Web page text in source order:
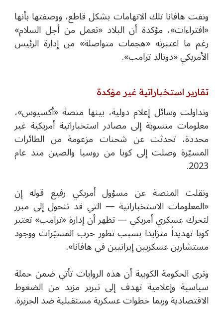
ونفت هافانا تلك الاتهامات بشكل قاطع، ووصفتها بأنها
«افتراءات»، مؤكدة أن البلاد «تعمل من أجل السلام»
رغم ما اعتبرته «هجمات متواصلة» من إدارة الرئيس
الأمريكي«دونالد ترامب».
تقارير استخباراتية غير مؤكدة
وتداولت وسائل إعلام دولية، بينها منصة«أكسيوس»،
معلومات منسوبة إلى مصادر استخباراتية أمريكية غير
محددة، تحدثت عن شحنات مزعومة من الطائرات
المسيّرة وصلت إلى كوبا من روسيا والصين منذ عام
2023.
ونقلت المنصة عن مسؤول أمريكي رفيع قوله إن
«المعلومات الاستخباراتية — التي قد تتحول إلى مبرر
لتحرك عسكري أمريكي — تظهر أن إدارة«ترامب» تعتبر
كوبا تهديداً متزايدا بسبب تطور حرب المسيّرات ووجود
مستشارين عسكريين إيرانيين في هافانا».
وترى الحكومة الكوبية أن هذه الروايات تأتي ضمن حملة
سياسية وإعلامية تهدف إلى تبرير مزيد من الضغوط
الاقتصادية وربما خطوات عسكرية مستقبلية ضد الجزيرة.